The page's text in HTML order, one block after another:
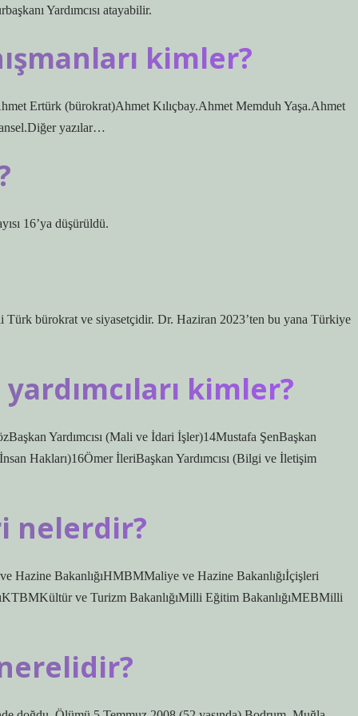
Yardımcısı atayabilir.
kimler?
Ertürk (bürokrat)Ahmet Kılıçbay.Ahmet Memduh Yaşa.Ahmet
yazılar…
16’ya düşürüldü.
bürokrat ve siyasetçidir. Dr. Haziran 2023’ten bu yana Türkiye
kimler?
Yardımcısı (Mali ve İdari İşler)14Mustafa ŞenBaşkan
Hakları)16Ömer İleriBaşkan Yardımcısı (Bilgi ve İletişim
nelerdir?
Hazine BakanlığıHMBMMaliye ve Hazine Bakanlığıİçişleri
ve Turizm BakanlığıMilli Eğitim BakanlığıMEBMilli